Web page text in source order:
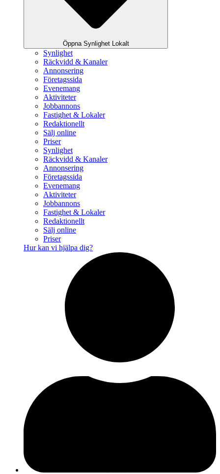
Öppna Synlighet Lokalt
Synlighet
Räckvidd & Kanaler
Annonsering
Företagssida
Evenemang
Aktiviteter
Jobbannons
Fastighet & Lokaler
Redaktionellt
Sälj online
Priser
Synlighet
Räckvidd & Kanaler
Annonsering
Företagssida
Evenemang
Aktiviteter
Jobbannons
Fastighet & Lokaler
Redaktionellt
Sälj online
Priser
Hur kan vi hjälpa dig?